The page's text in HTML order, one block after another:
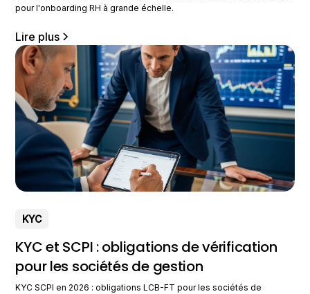
pour l'onboarding RH à grande échelle.
Lire plus
KYC
KYC et SCPI : obligations de vérification
pour les sociétés de gestion
KYC SCPI en 2026 : obligations LCB-FT pour les sociétés de